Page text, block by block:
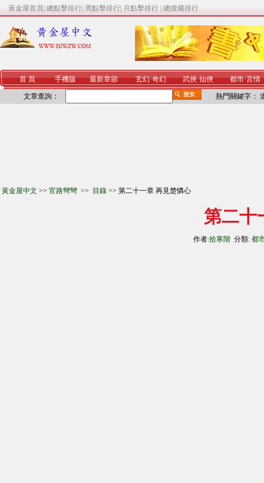
黃金屋首頁 總點擊排行 周點擊排行 月點擊排行 總搜藏排行
首 頁 手機版 最新章節 玄幻·奇幻 武俠·仙俠 都市·言情
文章查詢： 熱門關鍵字：
黃金屋中文 >> 官路彎彎 >> 目錄 >> 第二十一章 再見楚憐心
第二十
作者:拾寒階 分類: 都